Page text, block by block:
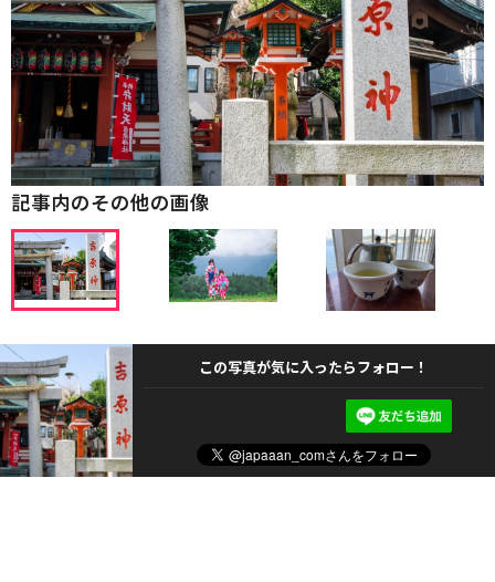
記事内のその他の画像
この写真が気に入ったらフォロー！